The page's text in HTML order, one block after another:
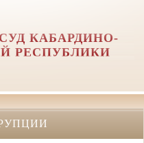
КАБАРДИНО-
РЕСПУБЛИКИ